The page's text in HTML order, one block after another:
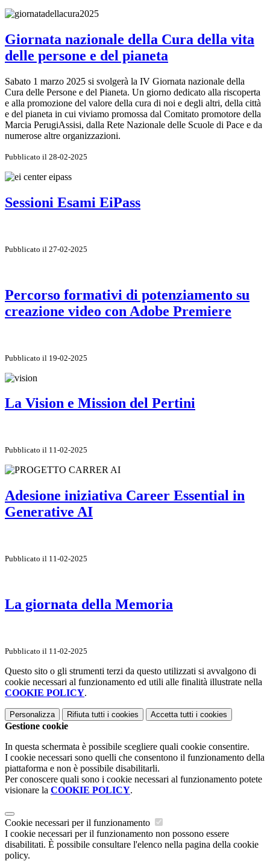
Giornata nazionale della Cura della vita
delle persone e del pianeta
Sabato 1 marzo 2025 si svolgerà la IV Giornata nazionale della
Cura delle Persone e del Pianeta. Un giorno dedicato alla riscoperta
e alla promozione del valore della cura di noi e degli altri, della città
e del pianeta in cui viviamo promossa dal Comitato promotore della
Marcia PerugiAssisi, dalla Rete Nazionale delle Scuole di Pace e da
numerose altre organizzazioni.
Pubblicato il 28-02-2025
Sessioni Esami EiPass
Pubblicato il 27-02-2025
Percorso formativi di potenziamento su
creazione video con Adobe Premiere
Pubblicato il 19-02-2025
La Vision e Mission del Pertini
Pubblicato il 11-02-2025
Adesione iniziativa Career Essential in
Generative AI
Pubblicato il 11-02-2025
La giornata della Memoria
Pubblicato il 11-02-2025
Questo sito o gli strumenti terzi da questo utilizzati si avvalgono di
cookie necessari al funzionamento ed utili alle finalità illustrate nella
COOKIE POLICY.
Personalizza Rifiuta tutti i cookies Accetta tutti i cookies
Gestione cookie
In questa schermata è possibile scegliere quali cookie consentire.
I cookie necessari sono quelli che consentono il funzionamento della
piattaforma e non è possibile disabilitarli.
Per conoscere quali sono i cookie necessari al funzionamento potete
visionare la COOKIE POLICY.
Cookie necessari per il funzionamento
I cookie necessari per il funzionamento non possono essere
disabilitati. È possibile consultare l'elenco nella pagina della cookie
policy.